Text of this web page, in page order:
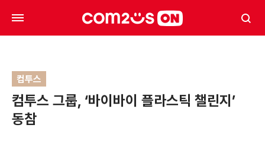
컴투스
컴투스 그룹, ‘바이바이 플라스틱 챌린지’
동참